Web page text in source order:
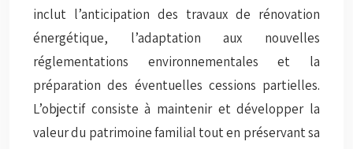
inclut l’anticipation des travaux de rénovation
énergétique, l’adaptation aux nouvelles
réglementations environnementales et la
préparation des éventuelles cessions partielles.
L’objectif consiste à maintenir et développer la
valeur du patrimoine familial tout en préservant sa